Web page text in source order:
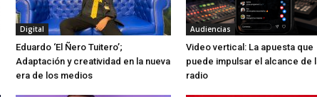
Digital
Eduardo ‘El Ñero Tuitero’;
Adaptación y creatividad en la nueva
era de los medios
Audiencias
Video vertical: La apuesta que
puede impulsar el alcance de
radio